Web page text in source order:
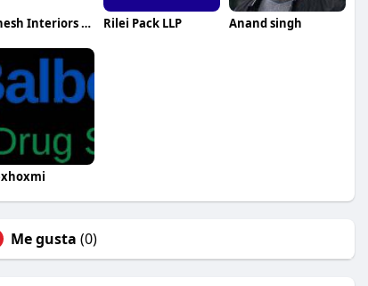
Mahesh Interiors Private Limited Rilei Pack LLP Anand singh
Me gusta (0)